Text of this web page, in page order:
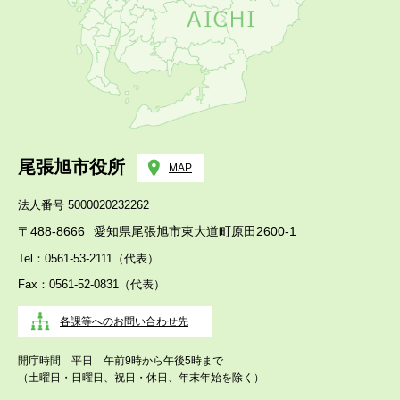
尾張旭市役所 MAP
法人番号 5000020232262
〒488-8666 愛知県尾張旭市東大道町原田2600-1
Tel：0561-53-2111（代表）
Fax：0561-52-0831（代表）
各課等へのお問い合わせ先
開庁時間 平日 午前9時から午後5時まで
（土曜日・日曜日、祝日・休日、年末年始を除く）